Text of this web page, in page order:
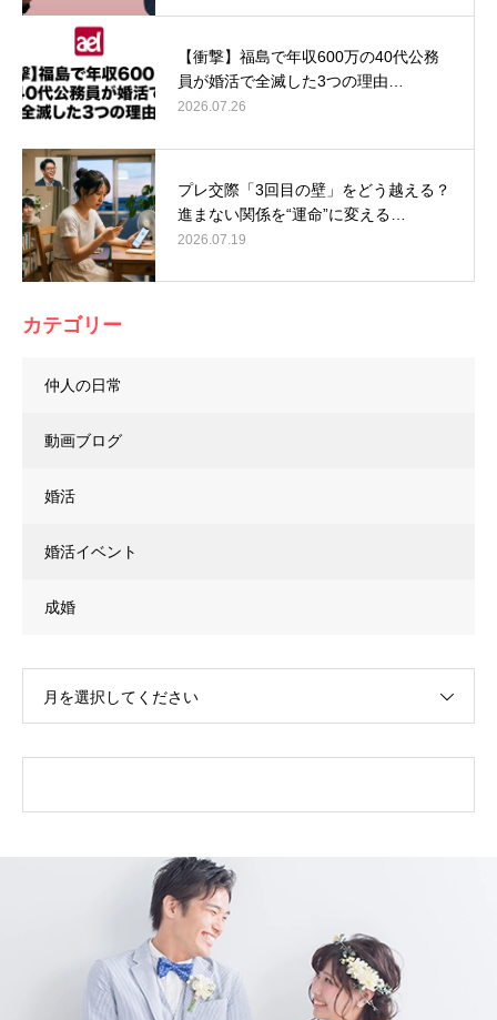
【衝撃】福島で年収600万の40代公務
員が婚活で全滅した3つの理由…
2026.07.26
プレ交際「3回目の壁」をどう越える？
進まない関係を“運命”に変える…
2026.07.19
カテゴリー
仲人の日常
動画ブログ
婚活
婚活イベント
成婚
月を選択してください